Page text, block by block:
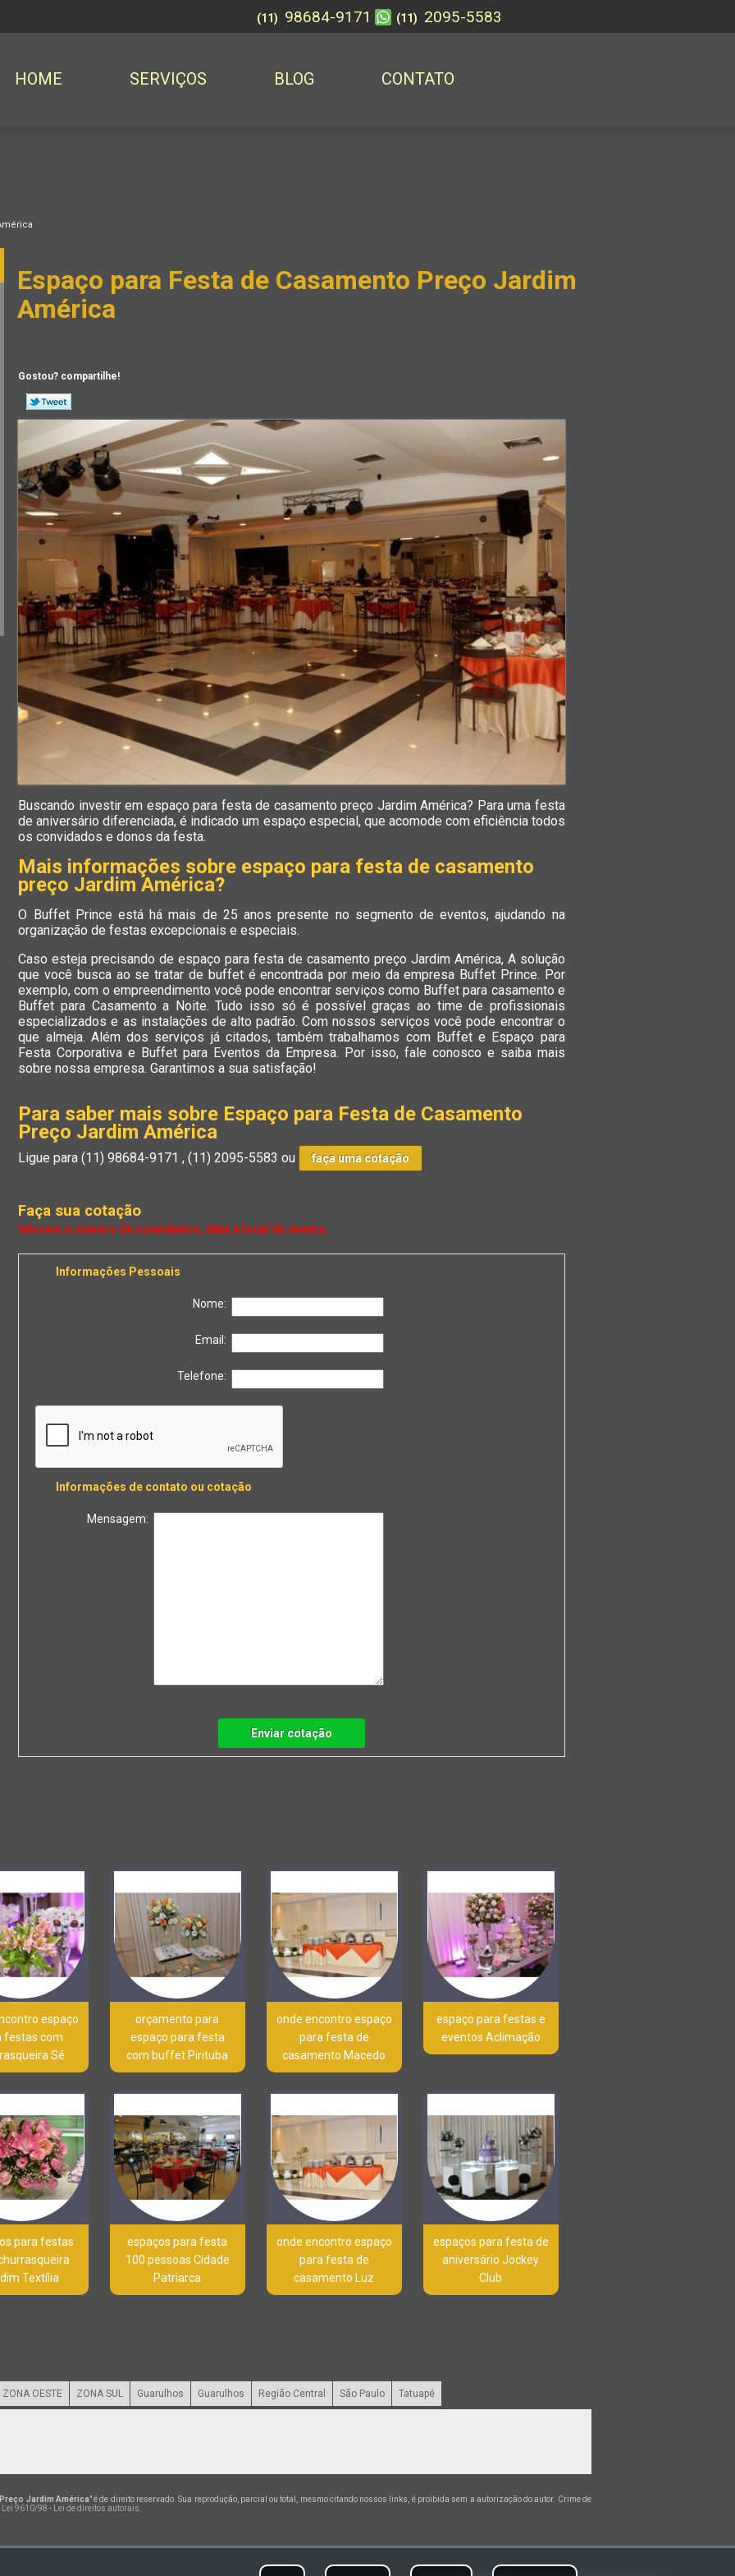
HOME SERVIÇOS BLOG CONTATO
(11) 98684-9171 (11) 2095-5583
Espaço para Festa de Casamento Preço Jardim
América
Gostou? compartilhe!
Buscando investir em espaço para festa de casamento preço Jardim América? Para uma festa
de aniversário diferenciada, é indicado um espaço especial, que acomode com eficiência todos
os convidados e donos da festa.
Mais informações sobre espaço para festa de casamento
preço Jardim América?
O Buffet Prince está há mais de 25 anos presente no segmento de eventos, ajudando na
organização de festas excepcionais e especiais.
Caso esteja precisando de espaço para festa de casamento preço Jardim América, A solução
que você busca ao se tratar de buffet é encontrada por meio da empresa Buffet Prince. Por
exemplo, com o empreendimento você pode encontrar serviços como Buffet para casamento e
Buffet para Casamento a Noite. Tudo isso só é possível graças ao time de profissionais
especializados e as instalações de alto padrão. Com nossos serviços você pode encontrar o
que almeja. Além dos serviços já citados, também trabalhamos com Buffet e Espaço para
Festa Corporativa e Buffet para Eventos da Empresa. Por isso, fale conosco e saiba mais
sobre nossa empresa. Garantimos a sua satisfação!
Para saber mais sobre Espaço para Festa de Casamento
Preço Jardim América
Ligue para(11) 98684-9171 ,(11) 2095-5583 ou faça uma cotação
Faça sua cotação
Informações Pessoais
Nome:
Email:
Telefone:
Informações de contato ou cotação
Mensagem:
Enviar cotação
espaço
festas com
Sé
orçamento para
espaço para festa
com buffet Pirituba
onde encontro espaço
para festa de
casamento Macedo
espaço para festas e
eventos Aclimação
para festas
Textília
espaços para festa
100 pessoas Cidade
Patriarca
onde encontro espaço
para festa de
casamento Luz
espaços para festa de
aniversário Jockey
Club
ZONA OESTE ZONA SUL Guarulhos Guarulhos Região Central São Paulo Tatuapé
Jardim América" é de direito reservado. Sua reprodução, parcial ou total, mesmo citando nossos links, é proibida sem a autorização do autor. Crime de
Lei 9610/98 - Lei de direitos autorais.